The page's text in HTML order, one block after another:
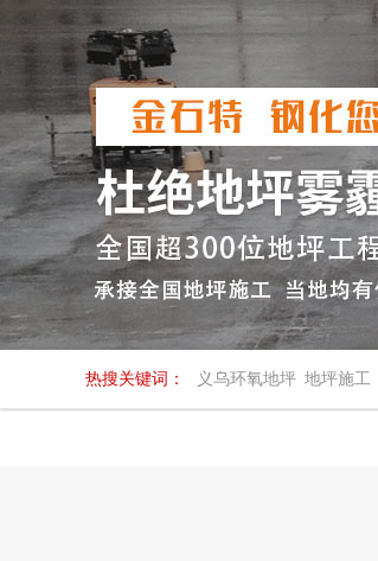
热搜关键词： 义乌环氧地坪 地坪施工